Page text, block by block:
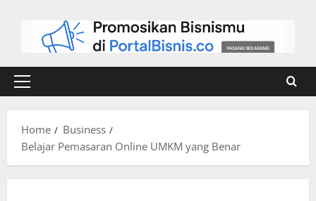
Home
Business
Belajar Pemasaran Online UMKM yang Benar